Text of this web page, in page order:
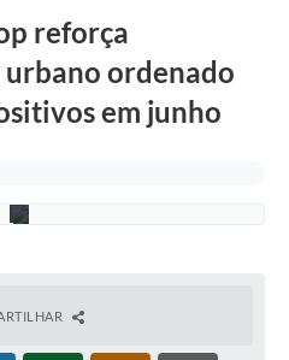
reforça
ordenado
em junho
o
A
s
s